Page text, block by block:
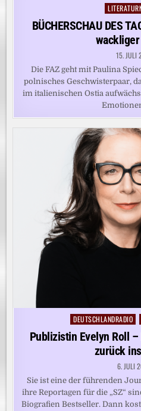
Posted
in
BÜCHERSCHAU DES
15. JULI
Die FAZ geht mit Paulina
polnisches Geschwisterpaar,
im italienischen Ostia
Posted
in
DEUTSCHLANDRADIO
Publizistin Evelyn Roll
zurück
6. JULI
Sie ist eine der führenden
ihre Reportagen für die „SZ“
Biografien Bestseller. Dann